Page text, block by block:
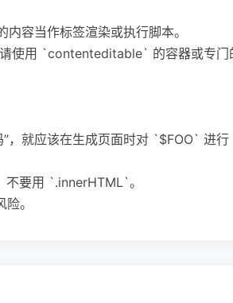
容当作标签渲染或执行脚本。
使用 `contenteditable` 的容器或专门
就应该在生成页面时对 `$FOO` 进
要用 `.innerHTML`。
。